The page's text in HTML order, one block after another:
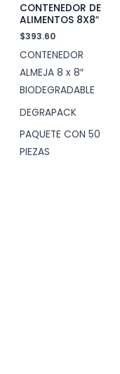
CONTENEDOR DE
ALIMENTOS 8X8″
$393.60
CONTENEDOR
ALMEJA 8 x 8″
BIODEGRADABLE
DEGRAPACK
PAQUETE CON 50
PIEZAS